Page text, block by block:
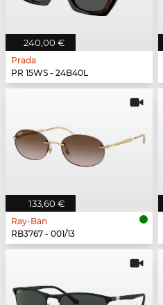
240,00 €
Prada
PR 15WS - 24B40L
133,60 €
Ray-Ban
RB3767 - 001/13